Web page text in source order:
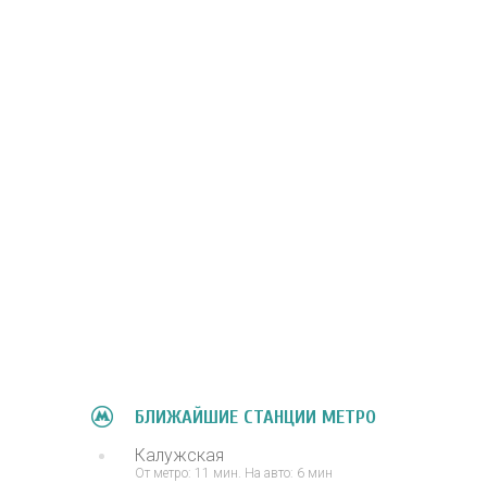
БЛИЖАЙШИЕ СТАНЦИИ МЕТРО
Калужская
От метро: 11 мин. На авто: 6 мин